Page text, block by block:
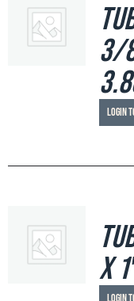
3/
Login
x
Login